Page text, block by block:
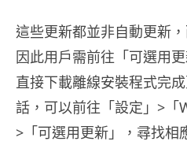
這些更新都並非自動更新
因此用戶需前往「可選用
直接下載離線安裝程式完
話，可以前往「設定」>「
>「可選用更新」，尋找相